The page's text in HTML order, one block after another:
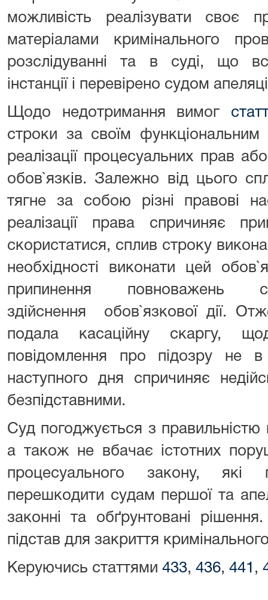
можливість реалізувати своє
матеріалами кримінального
розслідуванні та в суді, що
інстанції і перевірено судом
Щодо недотримання вимог
строки за своїм
реалізації процесуальних прав
обов`язків. Залежно від цього
тягне за собою різні правові
реалізації права спричиняє
скористатися, сплив строку
необхідності виконати цей
припинення
здійснення обов`язкової дії.
подала касаційну скаргу,
повідомлення про підозру не
наступного дня спричиняє
безпідставними.
Суд погоджується з правильністю
а також не вбачає істотних
процесуального закону,
перешкодити судам першої та
законні та обґрунтовані
підстав для закриття
Керуючись статтями 433, 436, 441 ,